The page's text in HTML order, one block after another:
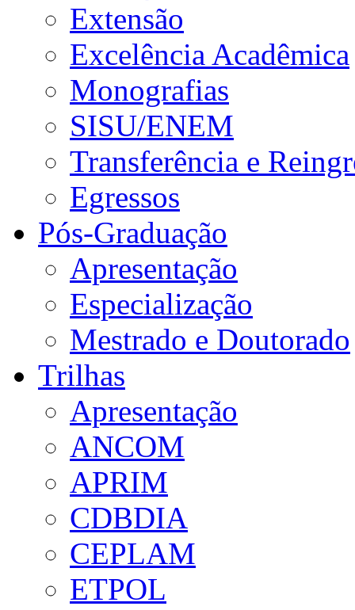
Extensão
Excelência Acadêmica
Monografias
SISU/ENEM
Transferência e
Egressos
Pós-Graduação
Apresentação
Especialização
Mestrado e Doutorado
Trilhas
Apresentação
ANCOM
APRIM
CDBDIA
CEPLAM
ETPOL